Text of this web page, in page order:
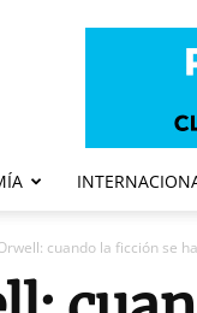
cuando la ficción se